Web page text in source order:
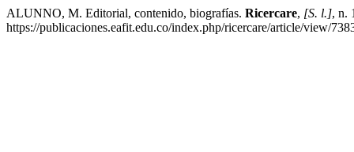
ALUNNO, M. Editorial, contenido, biografías. Ricercare, [S. l.], n.
https://publicaciones.eafit.edu.co/index.php/ricercare/article/view/